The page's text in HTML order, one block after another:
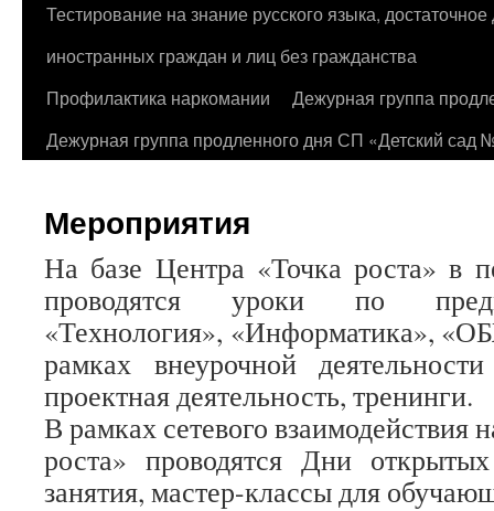
Тестирование на знание русского языка,
иностранных граждан и лиц без гражданства
Профилактика наркомании
Дежурная группа
Дежурная группа продленного дня СП «Детский
Мероприятия
На базе Центра «Точка роста» в
проводятся уроки по
«Технология», «Информатика»,
рамках внеурочной
проектная деятельность, тренинги.
В рамках сетевого взаимодействия
роста» проводятся Дни
занятия, мастер-классы для